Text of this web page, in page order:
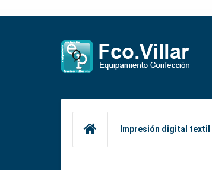
Impresión digital textil